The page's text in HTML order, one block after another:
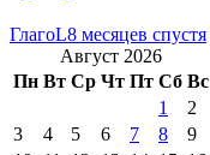
ГлагоL8 месяцев спустя
Август 2026
Пн Вт Ср Чт Пт Сб Вс
1
2
3
4 5 6 7 8
9